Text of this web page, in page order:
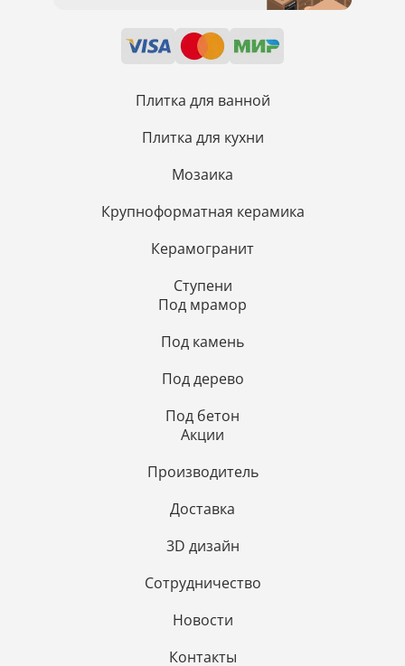
Плитка для ванной
Плитка для кухни
Мозаика
Крупноформатная керамика
Керамогранит
Ступени
Под мрамор
Под камень
Под дерево
Под бетон
Акции
Производитель
Доставка
3D дизайн
Сотрудничество
Новости
Контакты